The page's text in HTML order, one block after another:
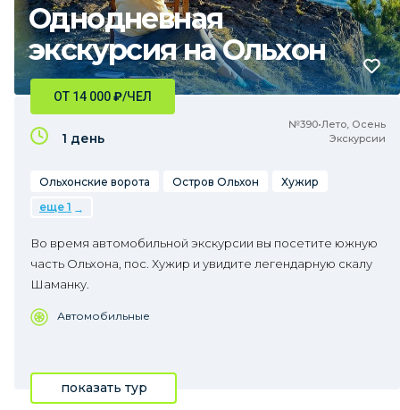
Однодневная
экскурсия на Ольхон
№390•Лето, Осень
Экскурсии
ОТ 14 000₽/ЧЕЛ
1 день
Ольхонские ворота Остров Ольхон
Хужир
еще 1
Во время автомобильной экскурсии вы посетите южную
часть Ольхона, пос. Хужир и увидите легендарную скалу
Шаманку.
Автомобильные
показать тур